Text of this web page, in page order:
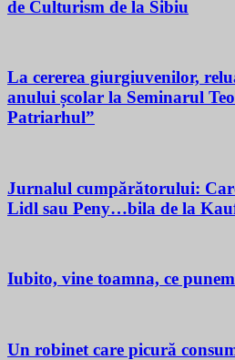
de Culturism de la Sibiu
La cererea giurgiuvenilor,
anului școlar la Seminarul
Patriarhul”
Jurnalul cumpărătorului:
Lidl sau Peny…bila de la
Iubito, vine toamna, ce
Un robinet care picură